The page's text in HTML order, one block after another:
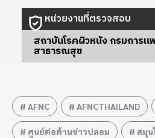
หน่วยงานที่ตรวจสอบ
สถาบันโรคผิวหนัง กรมการแ
สาธารณสุข
AFNC AFNCTHAILAND
ศูนย์ต่อต้านข่าวปลอม สมุน